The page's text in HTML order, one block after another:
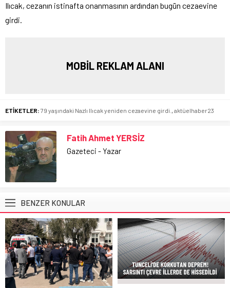
Ilıcak, cezanın istinafta onanmasının ardından bugün cezaevine
girdi.
MOBİL REKLAM ALANI
ETİKETLER: 79 yaşındaki Nazlı Ilıcak yeniden cezaevine girdi. , aktüelhaber23
Fatih Ahmet YERSİZ
Gazeteci - Yazar
BENZER KONULAR